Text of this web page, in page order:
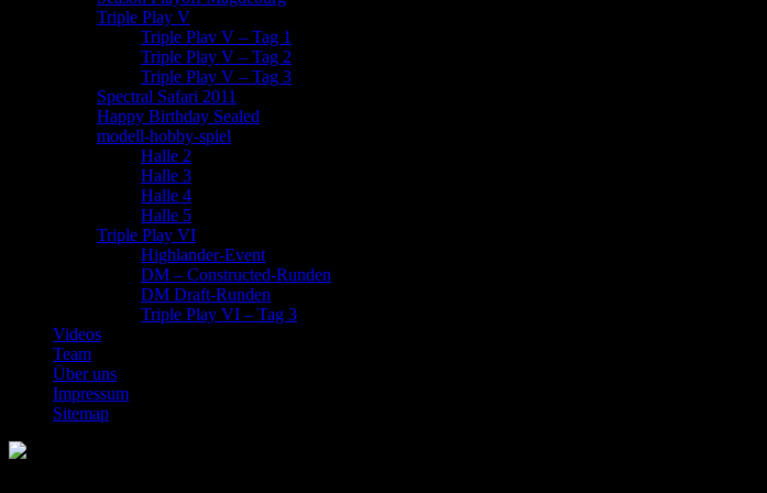
Triple Play V
Triple Plav V – Tag 1
Triple Play V – Tag 2
Triple Play V – Tag 3
Spectral Safari 2011
Happy Birthday Sealed
modell-hobby-spiel
Halle 2
Halle 3
Halle 4
Halle 5
Triple Play VI
Highlander-Event
DM – Constructed-Runden
DM Draft-Runden
Triple Play VI – Tag 3
Videos
Team
Über uns
Impressum
Sitemap